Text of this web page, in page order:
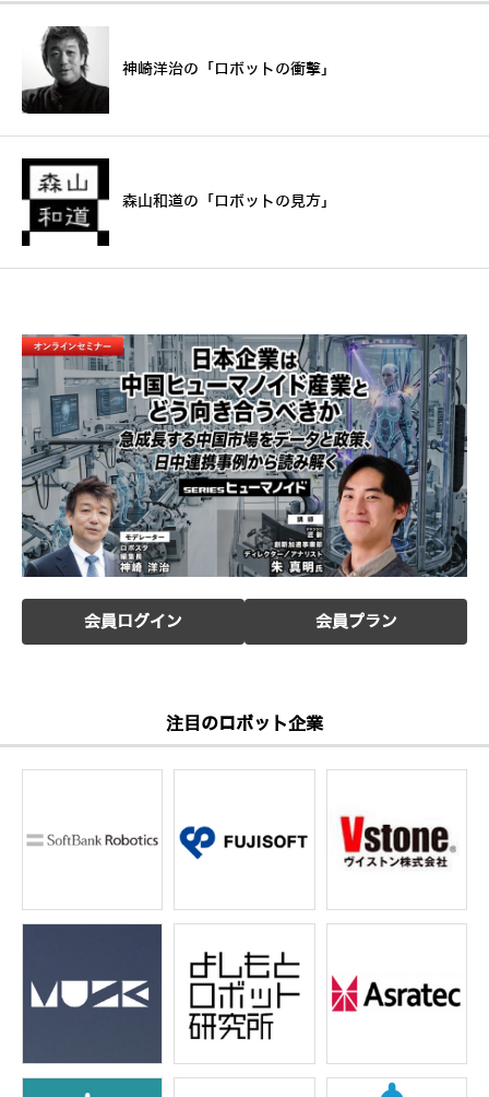
神崎洋治の「ロボットの衝撃」
森山和道の「ロボットの見方」
会員ログイン 会員プラン
注目のロボット企業